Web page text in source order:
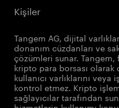
Kişiler
Tangem AG, dijital
donanım cüzdanları ve
çözümleri sunar. Tangem,
kripto para borsası
kullanıcı varlıklarını
kontrol etmez. Kripto
sağlayıcılar tarafından